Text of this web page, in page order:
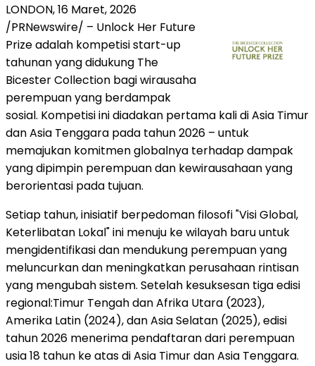
LONDON,16 Maret, 2026
/PRNewswire/ – Unlock Her Future
Prize adalah kompetisi start-up
tahunan yang didukung The
Bicester Collection bagi wirausaha
perempuan yang berdampak
sosial. Kompetisi ini diadakan pertama kali di Asia Timur
dan Asia Tenggara pada tahun 2026 – untuk
memajukan komitmen globalnya terhadap dampak
yang dipimpin perempuan dan kewirausahaan yang
berorientasi pada tujuan.
Setiap tahun, inisiatif berpedoman filosofi "Visi Global,
Keterlibatan Lokal" ini menuju ke wilayah baru untuk
mengidentifikasi dan mendukung perempuan yang
meluncurkan dan meningkatkan perusahaan rintisan
yang mengubah sistem. Setelah kesuksesan tiga edisi
regional:Timur Tengah dan Afrika Utara (2023),
Amerika Latin (2024), dan Asia Selatan (2025), edisi
tahun 2026 menerima pendaftaran dari perempuan
usia 18 tahun ke atas di Asia Timur dan Asia Tenggara.